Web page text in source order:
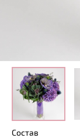
Состав